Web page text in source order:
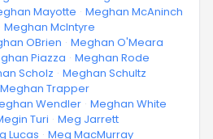
Mayotte · Meghan McAninch
Meghan McIntyre
OBrien · Meghan O'Meara
Piazza · Meghan Rode
Scholz · Meghan Schultz
Meghan Trapper
Wendler · Meghan White
Turi · Meg Jarrett
Lucas · Meg MacMurray